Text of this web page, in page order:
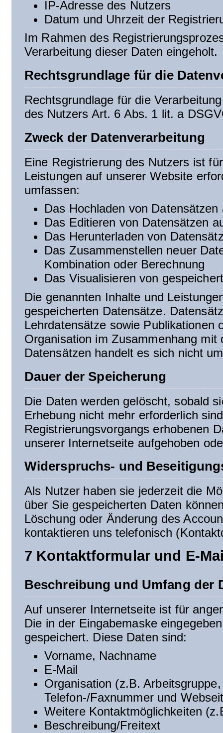
IP-Adresse des Nutzers
Datum und Uhrzeit der
Im Rahmen des
Verarbeitung dieser Daten eingeholt.
Rechtsgrundlage für die
Rechtsgrundlage für die
des Nutzers Art. 6 Abs. 1 lit. a
Zweck der Datenverarbeitung
Eine Registrierung des Nutzers ist
Leistungen auf unserer Website
umfassen:
Das Hochladen von
Das Editieren von Datensätzen
Das Herunterladen von
Das Zusammenstellen neuer
Kombination oder Berechnung
Das Visualisieren von
Die genannten Inhalte und
gespeicherten Datensätze.
Lehrdatensätze sowie Publikationen
Organisation im Zusammenhang
Datensätzen handelt es sich nicht
Dauer der Speicherung
Die Daten werden gelöscht, sobald
Erhebung nicht mehr erforderlich
Registrierungsvorgangs erhobenen
unserer Internetseite aufgehoben
Widerspruchs- und
Als Nutzer haben sie jederzeit die
über Sie gespeicherten Daten
Löschung oder Änderung des
kontaktieren uns telefonisch
7 Kontaktformular und E-
Beschreibung und Umfang der
Auf unserer Internetseite ist für
Die in der Eingabemaske
gespeichert. Diese Daten sind:
Vorname, Nachname
E-Mail
Organisation (z.B.
Telefon-/Faxnummer und
Weitere Kontaktmöglichkeiten
Beschreibung/Freitext